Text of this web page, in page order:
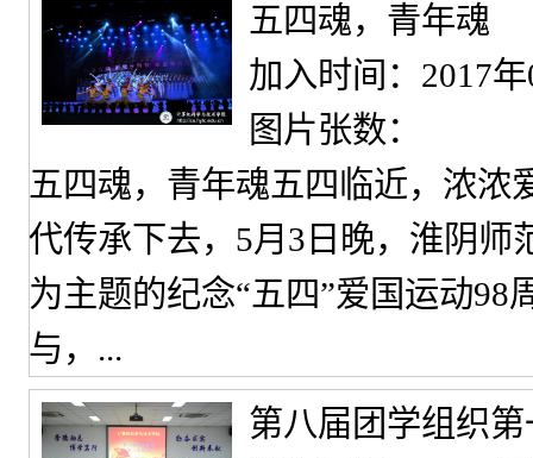
五四魂，青年魂
加入时间：2017
图片张数：
五四魂，青年魂五四临近，浓浓
代传承下去，5月3日晚，淮阴师
为主题的纪念“五四”爱国运动
与，...
第八届团学组织